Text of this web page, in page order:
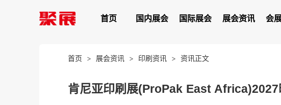
首页 国内展会 国际展会 展会资讯 会
首页 > 展会资讯 > 印刷资讯 > 资讯正文
肯尼亚印刷展(ProPak East Africa)2027